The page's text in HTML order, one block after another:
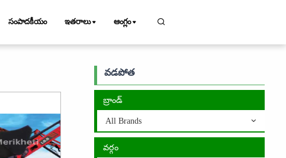
సంపాదకీయం ఇతరాలు ఆంగ్లం
వడపోత
బ్రాండ్
All Brands
వర్గం